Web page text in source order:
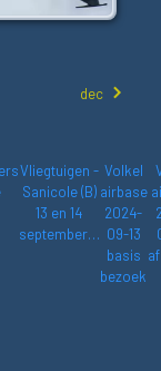
dec
Vliegtuigen -
Sanicole (B)
13 en 14
september…
Volkel
airbase
2024-
09-13
basis
bezoek